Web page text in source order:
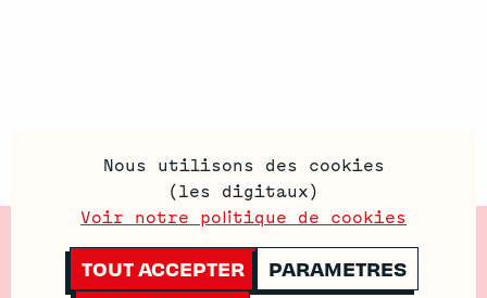
Nous utilisons des cookies
(les digitaux)
Voir notre politique de cookies
TOUT ACCEPTER
PARAMETRES
Contactez-Nous
Mentions Legales